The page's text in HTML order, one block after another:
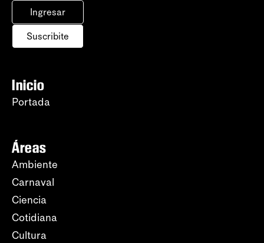
Ingresar
Suscribite
Inicio
Portada
Áreas
Ambiente
Carnaval
Ciencia
Cotidiana
Cultura